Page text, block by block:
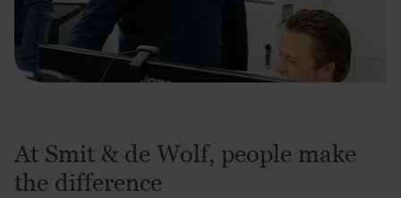
At Smit & de Wolf, people make
the difference